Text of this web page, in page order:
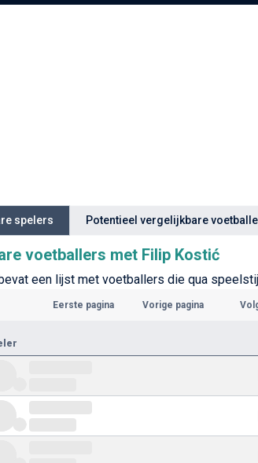
spelers Potentieel vergelijkbare
voetballers met Filip Kostić
een lijst met voetballers die qua
Eerste pagina Vorige pagina